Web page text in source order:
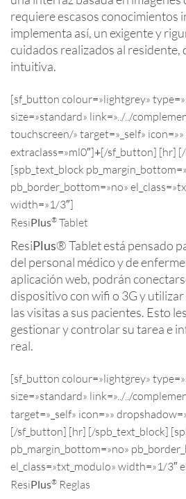
requiere escasos conocimientos
implementa así, un exigente y
cuidados realizados al residente,
intuitiva.
[sf_button colour=»lightgrey»
size=»standard» link=»../../
touchscreen/» target=»_self»
extraclass=»ml0″]+[/sf_button] [hr]
[spb_text_block
pb_border_bottom=»no»
width=»1/3″]
ResiPlus® Tablet
ResiPlus® Tablet está pensado
del personal médico y de
aplicación web, podrán
dispositivo con wifi o 3G y utilizar
las visitas a sus pacientes. Esto
gestionar y controlar su tarea e
real.
[sf_button colour=»lightgrey»
size=»standard» link=»../../
target=»_self» icon=»»
[/sf_button] [hr] [/spb_text_block]
pb_margin_bottom=»no»
el_class=»txt_modulo» width=»1/3″
ResiPlus® Reglas